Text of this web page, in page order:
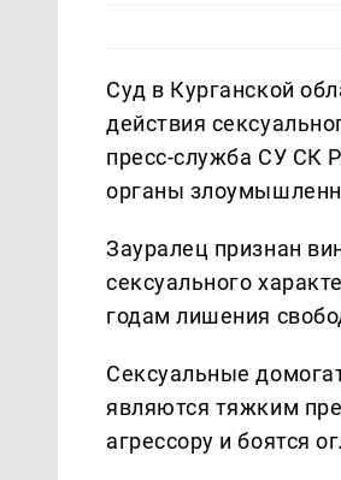
Суд в Курганской
действия
пресс-служба СУ СК
органы
Зауралец признан
сексуального
годам лишения
Сексуальные
являются тяжким
агрессору и боятся